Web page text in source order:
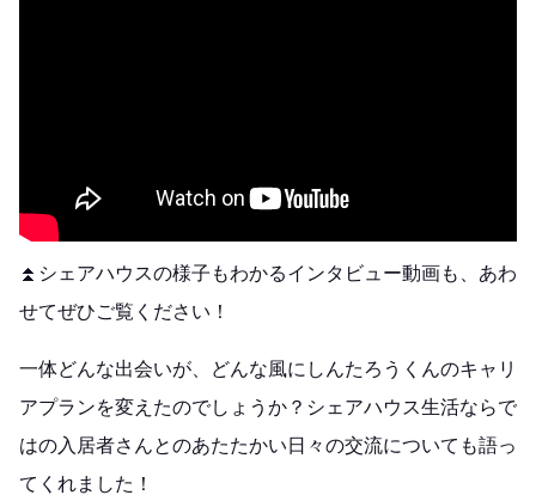
⏫シェアハウスの様子もわかるインタビュー動画も、あわ
せてぜひご覧ください！
一体どんな出会いが、どんな風にしんたろうくんのキャリ
アプランを変えたのでしょうか？シェアハウス生活ならで
はの入居者さんとのあたたかい日々の交流についても語っ
てくれました！